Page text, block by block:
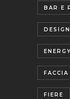
BAR E
DESIGN
FIERE